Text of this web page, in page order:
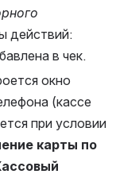
действий:
в чек.
окно
(кассе
при условии
карты по